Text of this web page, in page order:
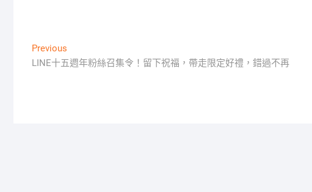
文
章
Previous
post:
LINE十五週年粉絲召集令！留下祝福，帶走限定好禮，錯過不再